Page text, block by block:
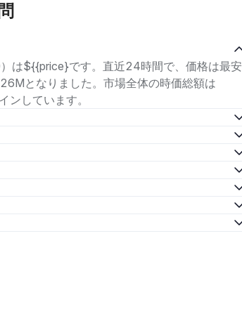
は${{price}です。直近24時間で、価格は最安
となりました。市場全体の時価総額は
しています。